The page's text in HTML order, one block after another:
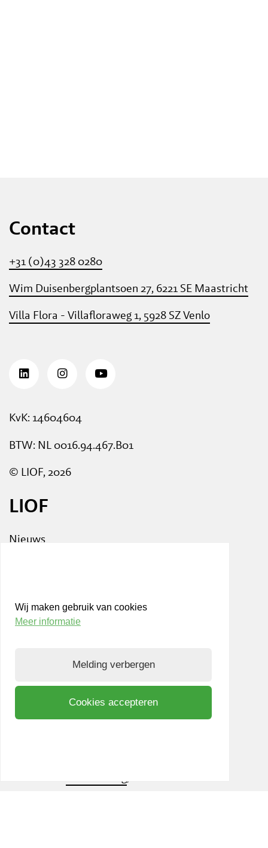
Wij maken gebruik van cookies
Meer informatie
Melding verbergen
Cookies accepteren
Contact
+31 (0)43 328 0280
Wim Duisenbergplantsoen 27, 6221 SE Maastricht
Villa Flora - Villafloraweg 1, 5928 SZ Venlo
KvK: 14604604
BTW: NL 0016.94.467.B01
© LIOF, 2026
LIOF
Nieuws
Team
Privacy- en Cookiepolicy
Know Your Customer